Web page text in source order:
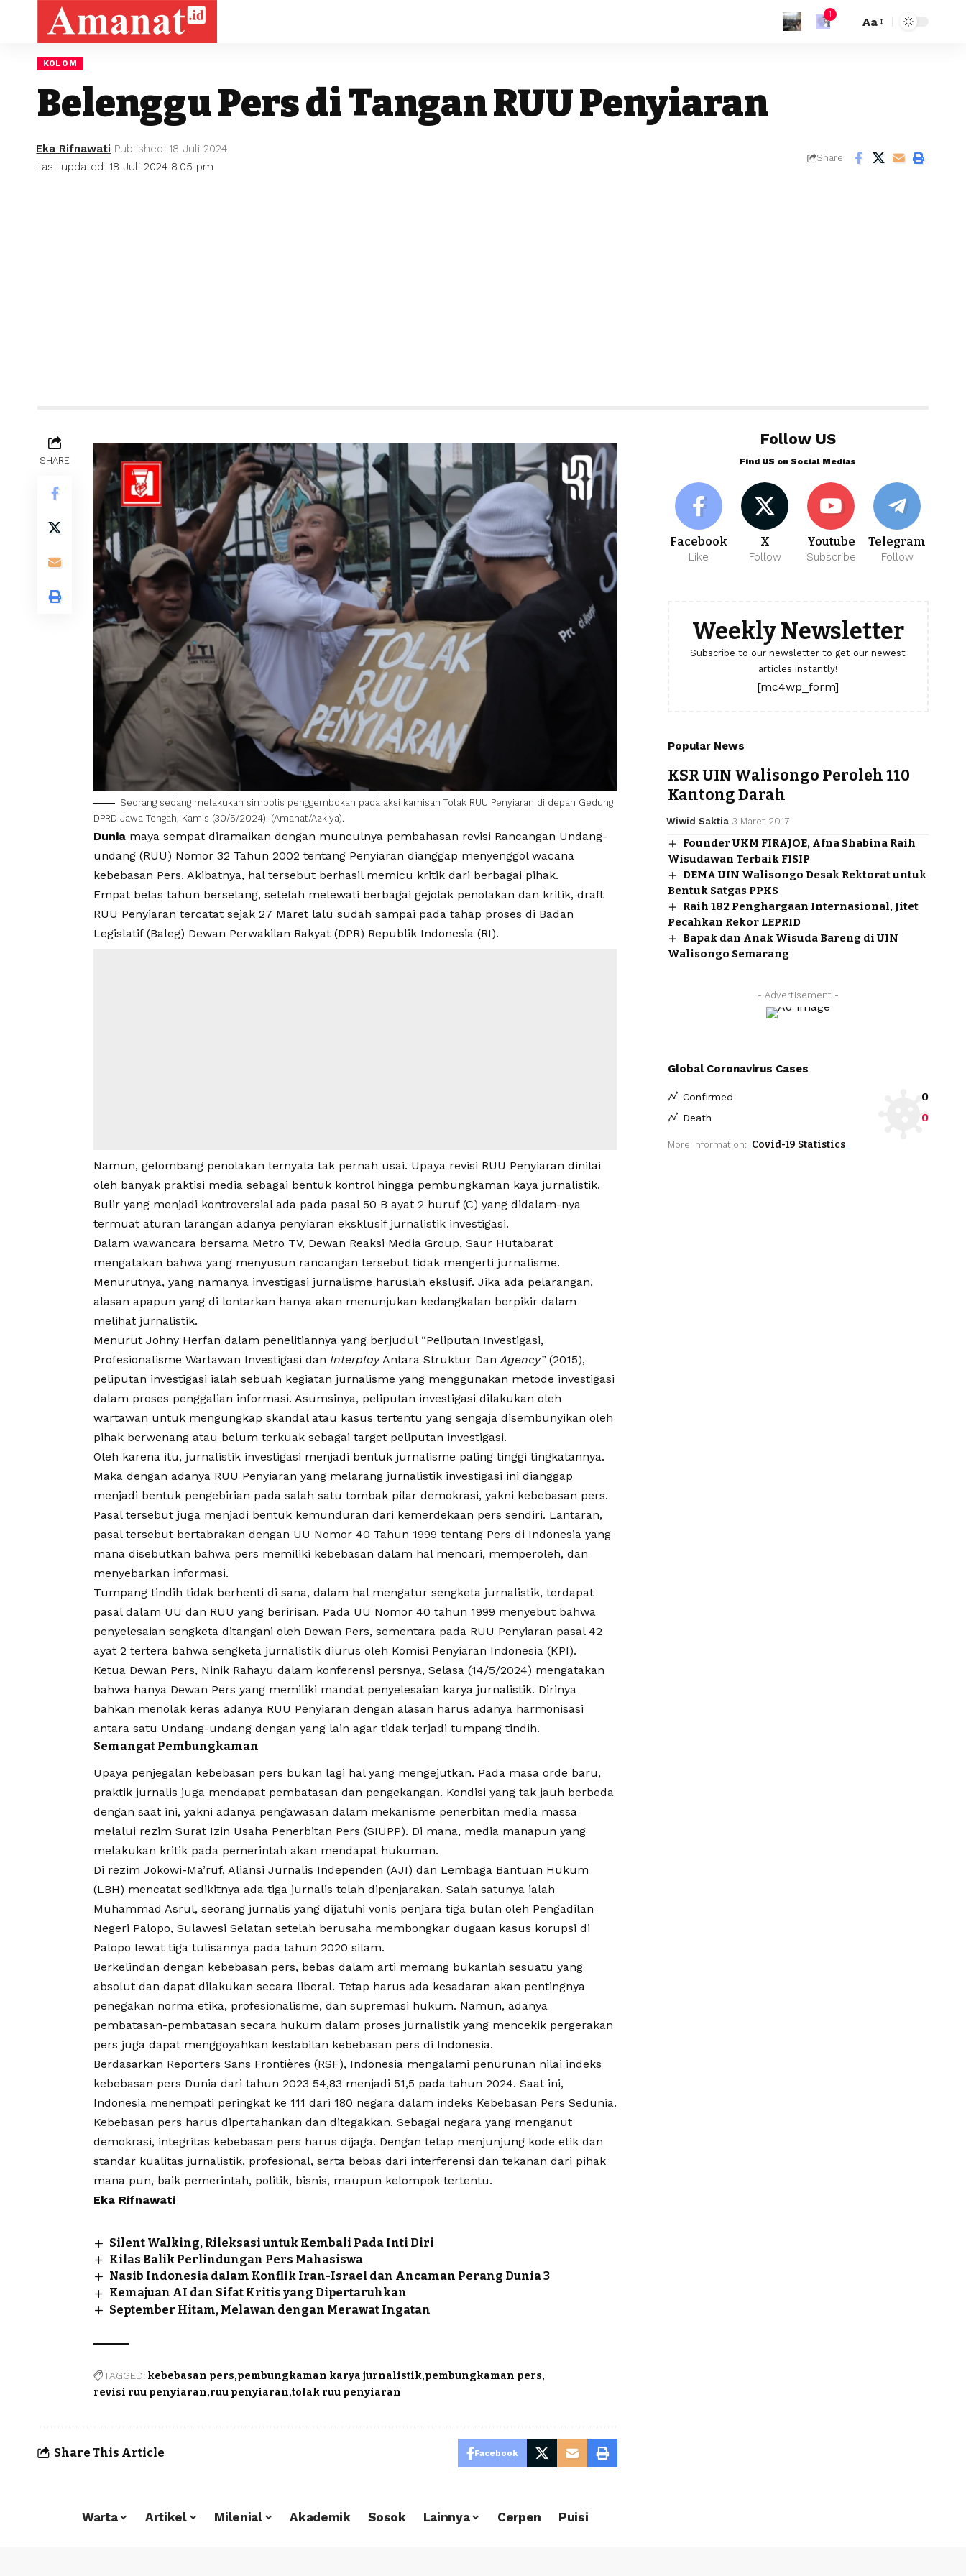
1
Aa
KOLOM
Belenggu Pers di Tangan RUU Penyiaran
Last updated: 18 Juli 2024 8:05 pm
Eka Rifnawati Published: 18 Juli 2024
Share
SHARE
Seorang sedang melakukan simbolis penggembokan pada aksi kamisan Tolak RUU Penyiaran di depan Gedung
DPRD Jawa Tengah, Kamis (30/5/2024). (Amanat/Azkiya).
Dunia maya sempat diramaikan dengan munculnya pembahasan revisi Rancangan Undang-
undang (RUU) Nomor 32 Tahun 2002 tentang Penyiaran dianggap menyenggol wacana
kebebasan Pers. Akibatnya, hal tersebut berhasil memicu kritik dari berbagai pihak.
Empat belas tahun berselang, setelah melewati berbagai gejolak penolakan dan kritik, draft
RUU Penyiaran tercatat sejak 27 Maret lalu sudah sampai pada tahap proses di Badan
Legislatif (Baleg) Dewan Perwakilan Rakyat (DPR) Republik Indonesia (RI).
Namun, gelombang penolakan ternyata tak pernah usai. Upaya revisi RUU Penyiaran dinilai
oleh banyak praktisi media sebagai bentuk kontrol hingga pembungkaman kaya jurnalistik.
Bulir yang menjadi kontroversial ada pada pasal 50 B ayat 2 huruf (C) yang didalam-nya
termuat aturan larangan adanya penyiaran eksklusif jurnalistik investigasi.
Dalam wawancara bersama Metro TV, Dewan Reaksi Media Group, Saur Hutabarat
mengatakan bahwa yang menyusun rancangan tersebut tidak mengerti jurnalisme.
Menurutnya, yang namanya investigasi jurnalisme haruslah ekslusif. Jika ada pelarangan,
alasan apapun yang di lontarkan hanya akan menunjukan kedangkalan berpikir dalam
melihat jurnalistik.
Menurut Johny Herfan dalam penelitiannya yang berjudul “Peliputan Investigasi,
Profesionalisme Wartawan Investigasi dan InterplayAntara Struktur DanAgency”(2015),
peliputan investigasi ialah sebuah kegiatan jurnalisme yang menggunakan metode investigasi
dalam proses penggalian informasi. Asumsinya, peliputan investigasi dilakukan oleh
wartawan untuk mengungkap skandal atau kasus tertentu yang sengaja disembunyikan oleh
pihak berwenang atau belum terkuak sebagai target peliputan investigasi.
Oleh karena itu, jurnalistik investigasi menjadi bentuk jurnalisme paling tinggi tingkatannya.
Maka dengan adanya RUU Penyiaran yang melarang jurnalistik investigasi ini dianggap
menjadi bentuk pengebirian pada salah satu tombak pilar demokrasi, yakni kebebasan pers.
Pasal tersebut juga menjadi bentuk kemunduran dari kemerdekaan pers sendiri. Lantaran,
pasal tersebut bertabrakan dengan UU Nomor 40 Tahun 1999 tentang Pers di Indonesia yang
mana disebutkan bahwa pers memiliki kebebasan dalam hal mencari, memperoleh, dan
menyebarkan informasi.
Tumpang tindih tidak berhenti di sana, dalam hal mengatur sengketa jurnalistik, terdapat
pasal dalam UU dan RUU yang beririsan. Pada UU Nomor 40 tahun 1999 menyebut bahwa
penyelesaian sengketa ditangani oleh Dewan Pers, sementara pada RUU Penyiaran pasal 42
ayat 2 tertera bahwa sengketa jurnalistik diurus oleh Komisi Penyiaran Indonesia (KPI).
Ketua Dewan Pers, Ninik Rahayu dalam konferensi persnya, Selasa (14/5/2024) mengatakan
bahwa hanya Dewan Pers yang memiliki mandat penyelesaian karya jurnalistik. Dirinya
bahkan menolak keras adanya RUU Penyiaran dengan alasan harus adanya harmonisasi
antara satu Undang-undang dengan yang lain agar tidak terjadi tumpang tindih.
Semangat Pembungkaman
Upaya penjegalan kebebasan pers bukan lagi hal yang mengejutkan. Pada masa orde baru,
praktik jurnalis juga mendapat pembatasan dan pengekangan. Kondisi yang tak jauh berbeda
dengan saat ini, yakni adanya pengawasan dalam mekanisme penerbitan media massa
melalui rezim Surat Izin Usaha Penerbitan Pers (SIUPP). Di mana, media manapun yang
melakukan kritik pada pemerintah akan mendapat hukuman.
Di rezim Jokowi-Ma’ruf, Aliansi Jurnalis Independen (AJI) dan Lembaga Bantuan Hukum
(LBH) mencatat sedikitnya ada tiga jurnalis telah dipenjarakan. Salah satunya ialah
Muhammad Asrul, seorang jurnalis yang dijatuhi vonis penjara tiga bulan oleh Pengadilan
Negeri Palopo, Sulawesi Selatan setelah berusaha membongkar dugaan kasus korupsi di
Palopo lewat tiga tulisannya pada tahun 2020 silam.
Berkelindan dengan kebebasan pers, bebas dalam arti memang bukanlah sesuatu yang
absolut dan dapat dilakukan secara liberal. Tetap harus ada kesadaran akan pentingnya
penegakan norma etika, profesionalisme, dan supremasi hukum. Namun, adanya
pembatasan-pembatasan secara hukum dalam proses jurnalistik yang mencekik pergerakan
pers juga dapat menggoyahkan kestabilan kebebasan pers di Indonesia.
Berdasarkan Reporters Sans Frontières (RSF), Indonesia mengalami penurunan nilai indeks
kebebasan pers Dunia dari tahun 2023 54,83 menjadi 51,5 pada tahun 2024. Saat ini,
Indonesia menempati peringkat ke 111 dari 180 negara dalam indeks Kebebasan Pers Sedunia.
Kebebasan pers harus dipertahankan dan ditegakkan. Sebagai negara yang menganut
demokrasi, integritas kebebasan pers harus dijaga. Dengan tetap menjunjung kode etik dan
standar kualitas jurnalistik, profesional, serta bebas dari interferensi dan tekanan dari pihak
mana pun, baik pemerintah, politik, bisnis, maupun kelompok tertentu.
Eka Rifnawati
Silent Walking, Rileksasi untuk Kembali Pada Inti Diri
Kilas Balik Perlindungan Pers Mahasiswa
Nasib Indonesia dalam Konflik Iran-Israel dan Ancaman Perang Dunia 3
Kemajuan AI dan Sifat Kritis yang Dipertaruhkan
September Hitam, Melawan dengan Merawat Ingatan
TAGGED: kebebasan pers pembungkaman karya jurnalistik pembungkaman pers
revisi ruu penyiaran ruu penyiaran tolak ruu penyiaran
Share This Article Facebook
Follow US
Find US on Social Medias
Facebook
Like
X
Follow
Youtube
Subscribe
Telegram
Follow
Weekly Newsletter
Subscribe to our newsletter to get our newest
articles instantly!
[mc4wp_form]
Popular News
KSR UIN Walisongo Peroleh 110
Kantong Darah
Wiwid Saktia 3 Maret 2017
Founder UKM FIRAJOE, Afna Shabina Raih
Wisudawan Terbaik FISIP
DEMA UIN Walisongo Desak Rektorat untuk
Bentuk Satgas PPKS
Raih 182 Penghargaan Internasional, Jitet
Pecahkan Rekor LEPRID
Bapak dan Anak Wisuda Bareng di UIN
Walisongo Semarang
- Advertisement -
Global Coronavirus Cases
Confirmed 0
Death 0
More Information: Covid-19 Statistics
Warta Artikel Milenial Akademik Sosok Lainnya Cerpen Puisi